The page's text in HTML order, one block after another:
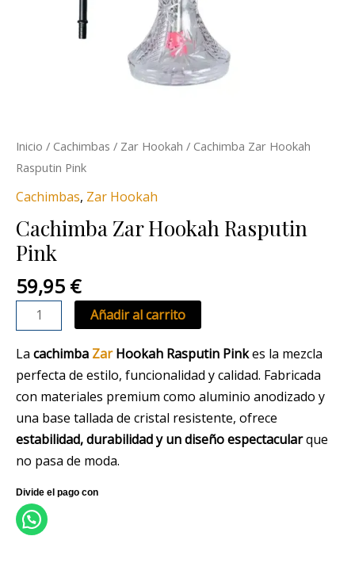
Inicio / Cachimbas / Zar Hookah / Cachimba Zar Hookah
Rasputin Pink
Cachimbas, Zar Hookah
Cachimba Zar Hookah Rasputin
Pink
59,95 €
Añadir al carrito
La cachimba ZarHookah Rasputin Pinkes la mezcla
perfecta de estilo, funcionalidad y calidad. Fabricada
con materiales premium como aluminio anodizado y
una base tallada de cristal resistente, ofrece
estabilidad, durabilidad y un diseño espectacularque
no pasa de moda.